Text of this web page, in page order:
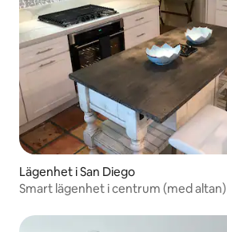
Lägenhet i San Diego
Smart lägenhet i centrum (med altan)